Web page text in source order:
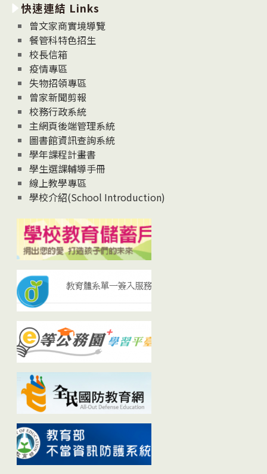
消
息
News
快速連結 Links
曾文家商實境導覽
餐管科特色招生
校長信箱
疫情專區
失物招領專區
曾家新聞剪報
校務行政系統
主網頁後端管理系統
圖書館資訊查詢系統
學年課程計畫書
學生選課輔導手冊
線上教學專區
學校介紹(School Introduction)